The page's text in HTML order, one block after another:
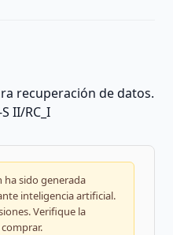
recuperación de datos.
II/RC_I
ha sido generada
inteligencia artificial.
Verifique la